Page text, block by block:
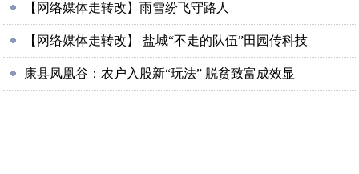
【网络媒体走转改】雨雪纷飞守路人
【网络媒体走转改】 盐城“不走的队伍”田园传科技
康县凤凰谷：农户入股新“玩法” 脱贫致富成效显